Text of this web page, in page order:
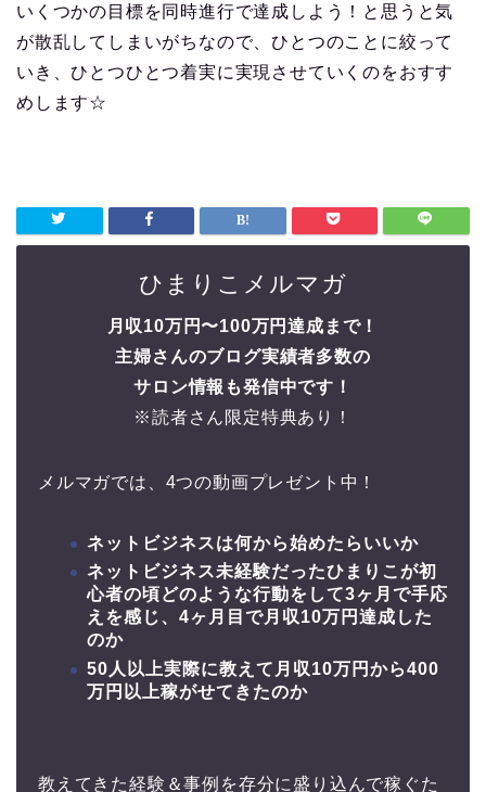
いくつかの目標を同時進行で達成しよう！と思うと気
が散乱してしまいがちなので、ひとつのことに絞って
いき、ひとつひとつ着実に実現させていくのをおすす
めします☆
ひまりこメルマガ
月収10万円〜100万円達成まで！
主婦さんのブログ実績者多数の
サロン情報も発信中です！
※読者さん限定特典あり！
メルマガでは、4つの動画プレゼント中！
ネットビジネスは何から始めたらいいか
ネットビジネス未経験だったひまりこが初
心者の頃どのような行動をして3ヶ月で手応
えを感じ、4ヶ月目で月収10万円達成した
のか
50人以上実際に教えて月収10万円から400
万円以上稼がせてきたのか
教えてきた経験＆事例を存分に盛り込んで稼ぐた